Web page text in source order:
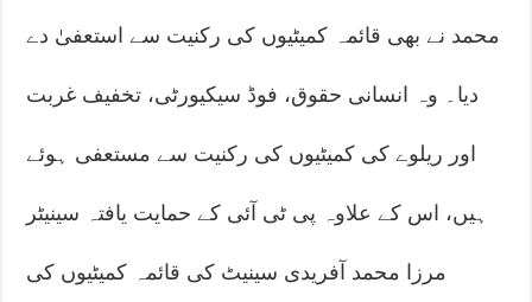
محمد نے بھی قائمہ کمیٹیوں کی رکنیت سے استعفیٰ دے
دیا۔ وہ انسانی حقوق، فوڈ سیکیورٹی، تخفیف غربت
اور ریلوے کی کمیٹیوں کی رکنیت سے مستعفی ہوئے
ہیں، اس کے علاوہ پی ٹی آئی کے حمایت یافتہ سینیٹر
مرزا محمد آفریدی سینیٹ کی قائمہ کمیٹیوں کی